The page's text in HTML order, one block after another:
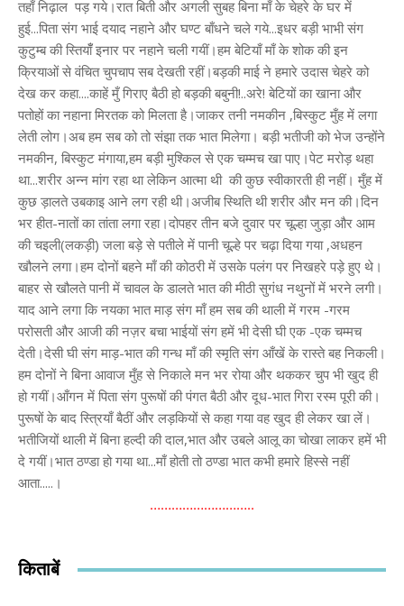
………………………..
किताबें